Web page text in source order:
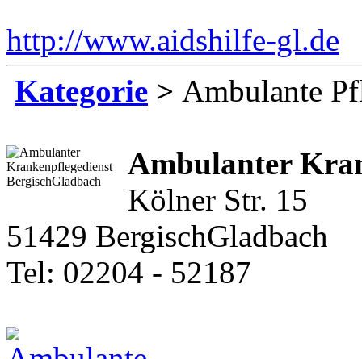
http://www.aidshilfe-gl.de
Kategorie > Ambulante
Ambulanter
Kölner Str. 15
51429 BergischGladbach
Tel: 02204 - 52187